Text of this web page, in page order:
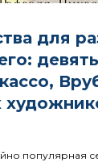
для
популярная